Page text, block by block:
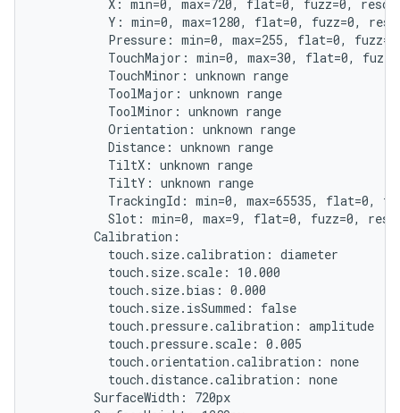
X: min=0, max=720, flat=0, fuzz=0,
Y: min=0, max=1280, flat=0, fuzz=0,
Pressure: min=0, max=255, flat=0,
TouchMajor: min=0, max=30, flat=0,
          TouchMinor: unknown range
          ToolMajor: unknown range
          ToolMinor: unknown range
          Orientation: unknown range
          Distance: unknown range
          TiltX: unknown range
          TiltY: unknown range
TrackingId: min=0, max=65535, flat=0,
Slot: min=0, max=9, flat=0, fuzz=0,
        Calibration:
          touch.size.calibration: diameter
          touch.size.scale: 10.000
          touch.size.bias: 0.000
          touch.size.isSummed: false
          touch.pressure.calibration: amplitude
          touch.pressure.scale: 0.005
          touch.orientation.calibration: none
          touch.distance.calibration: none
        SurfaceWidth: 720px